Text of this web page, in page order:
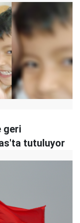
geri
tutuluyor